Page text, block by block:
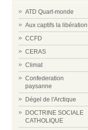
ATD Quart-monde
Aux captifs la libération
CCFD
CERAS
Climat
Confederation
paysanne
Dégel de l'Arctique
DOCTRINE SOCIALE
CATHOLIQUE